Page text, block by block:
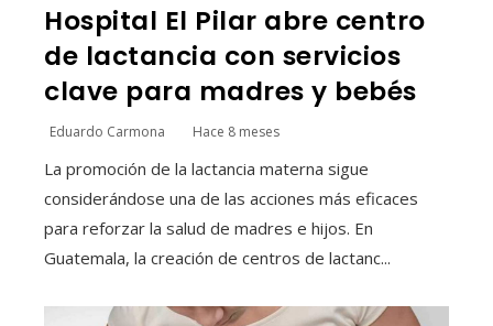
Hospital El Pilar abre centro
de lactancia con servicios
clave para madres y bebés
Eduardo Carmona Hace 8 meses
La promoción de la lactancia materna sigue
considerándose una de las acciones más eficaces
para reforzar la salud de madres e hijos. En
Guatemala, la creación de centros de lactanc...